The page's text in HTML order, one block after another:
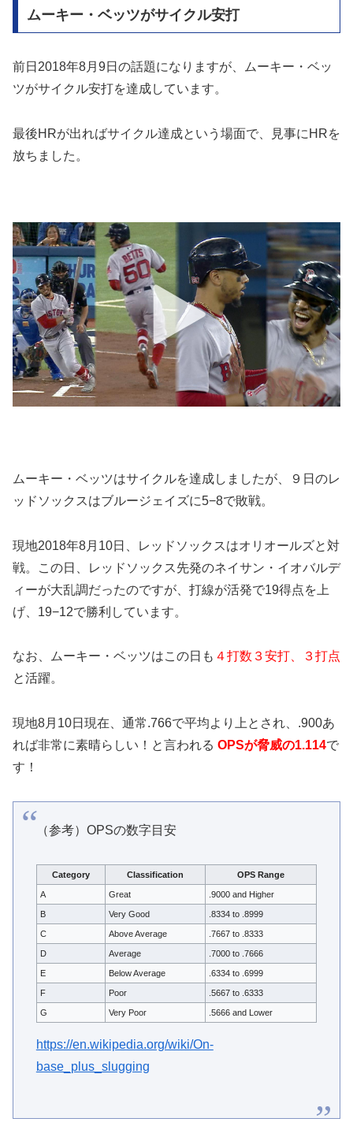
ムーキー・ベッツがサイクル安打
前日2018年8月9日の話題になりますが、ムーキー・ベッ
ツがサイクル安打を達成しています。
最後HRが出ればサイクル達成という場面で、見事にHRを
放ちました。
ムーキー・ベッツはサイクルを達成しましたが、９日のレ
ッドソックスはブルージェイズに5−8で敗戦。
現地2018年8月10日、レッドソックスはオリオールズと対
戦。この日、レッドソックス先発のネイサン・イオバルデ
ィーが大乱調だったのですが、打線が活発で19得点を上
げ、19−12で勝利しています。
なお、ムーキー・ベッツはこの日も ４打数３安打、３打点
と活躍。
現地8月10日現在、通常.766で平均より上とされ、.900あ
れば非常に素晴らしい！と言われる OPSが脅威の1.114で
す！
（参考）OPSの数字目安
Category Classification OPS Range
A Great .9000 and Higher
B Very Good .8334 to .8999
C Above Average .7667 to .8333
D Average .7000 to .7666
E Below Average .6334 to .6999
F Poor .5667 to .6333
G Very Poor .5666 and Lower
https://en.wikipedia.org/wiki/On-
base_plus_slugging